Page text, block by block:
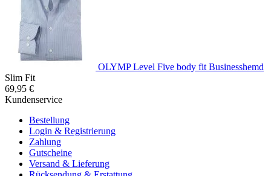
OLYMP Level Five body fit Businesshemd
Slim Fit
69,95 €
Kundenservice
Bestellung
Login & Registrierung
Zahlung
Gutscheine
Versand & Lieferung